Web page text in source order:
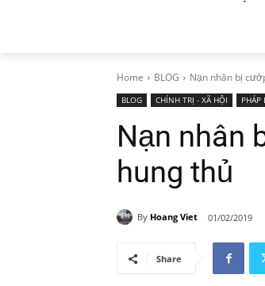
Home BLOG Nạn nhân bị
BLOG CHÍNH TRỊ - XÃ HỘI PHÁP
Nạn nhân
hung thủ
By Hoang Viet 01/02/2019
Share